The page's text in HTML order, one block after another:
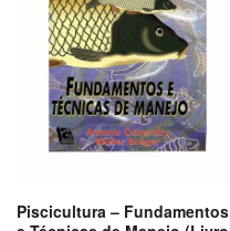
Piscicultura – Fundamentos